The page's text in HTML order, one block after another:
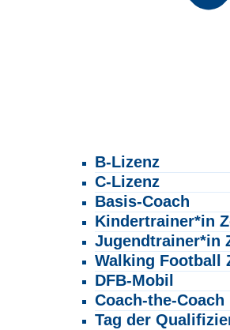
B-Lizenz
C-Lizenz
Basis-Coach
Kindertrainer*in
Jugendtrainer*in
Walking Football
DFB-Mobil
Coach-the-Coach
Tag der